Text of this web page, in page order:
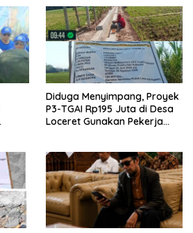
Diduga Menyimpang, Proyek
P3-TGAI Rp195 Juta di Desa
Loceret Gunakan Pekerja